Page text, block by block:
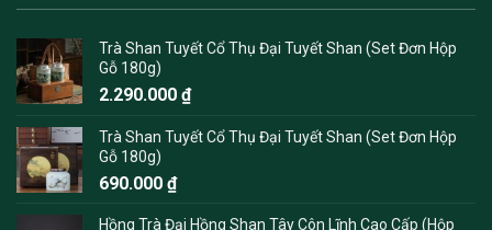
Trà Shan Tuyết Cổ Thụ Đại Tuyết Shan (Set Đơn Hộp
Gỗ 180g)
2.290.000 ₫
Trà Shan Tuyết Cổ Thụ Đại Tuyết Shan (Set Đơn Hộp
Gỗ 180g)
690.000 ₫
Hồng Trà Đại Hồng Shan Tây Côn Lĩnh Cao Cấp (Hộp